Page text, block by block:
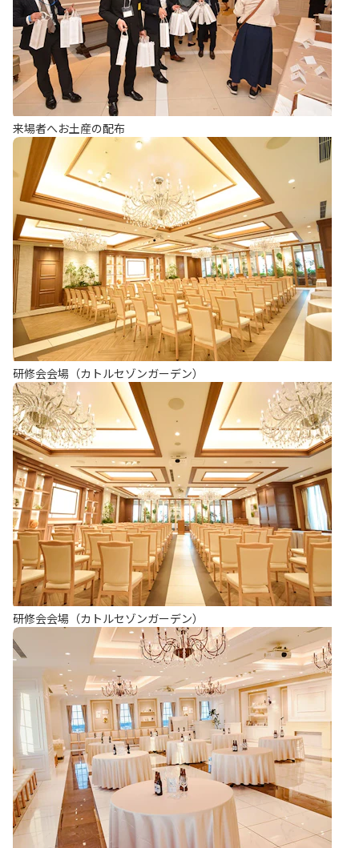
来場者へお土産の配布
研修会会場（カトルセゾンガーデン）
研修会会場（カトルセゾンガーデン）